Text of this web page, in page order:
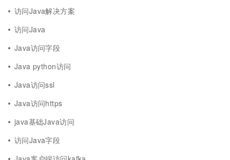
访问Java解决方案
访问Java
Java访问字段
Java python访问
Java访问ssl
Java访问https
java基础Java访问
访问Java字段